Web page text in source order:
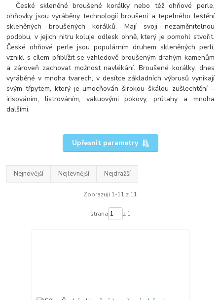
České skleněné broušené korálky nebo též ohňové perle,
ohňovky jsou vyráběny technologií broušení a tepelného leštění
skleněných broušených korálků. Mají svoji nezaměnitelnou
podobu, v jejich nitru koluje odlesk ohně, který je pomohl stvořit.
České ohňové perle jsou populárním druhem skleněných perlí,
vznikl s cílem přiblížit se vzhledově broušeným drahým kamenům
a zároveň zachovat možnost navlékání. Broušené korálky, dnes
vyráběné v mnoha tvarech, v desítce základních výbrusů vynikají
svým třpytem, který je umocňován širokou škálou zušlechtění –
irisováním, listrováním, vakuovými pokovy, průtahy a mnoha
dalšími.
Upřesnit parametry
Nejnovější Nejlevnější Nejdražší
Zobrazuji 1-11 z 11
strana z 1